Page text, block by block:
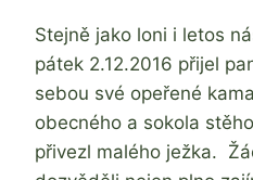
Stejně jako loni i letos
pátek 2.12.2016 přijel
sebou své opeřené
obecného a sokola
přivezl malého ježka.